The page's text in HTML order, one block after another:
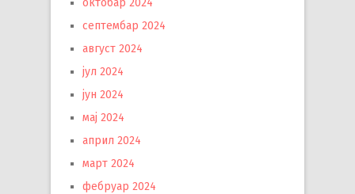
септембар 2024
август 2024
јул 2024
јун 2024
мај 2024
април 2024
март 2024
фебруар 2024